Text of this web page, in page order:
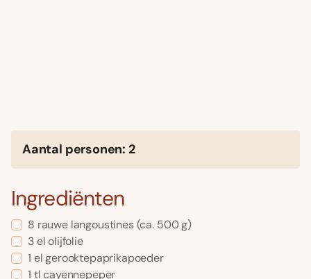
Aantal personen: 2
Ingrediënten
8 rauwe langoustines (ca. 500 g)
3 el olijfolie
1 el gerooktepaprikapoeder
1 tl cayennepeper